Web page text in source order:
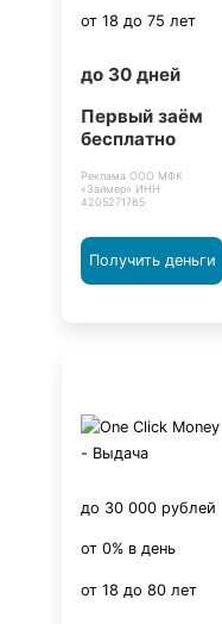
от 18 до 75 лет
до 30 дней
Первый заём
бесплатно
Реклама ООО МФК
«Займер» ИНН
4205271785
Получить деньги
до 30 000 рублей
от 0% в день
от 18 до 80 лет